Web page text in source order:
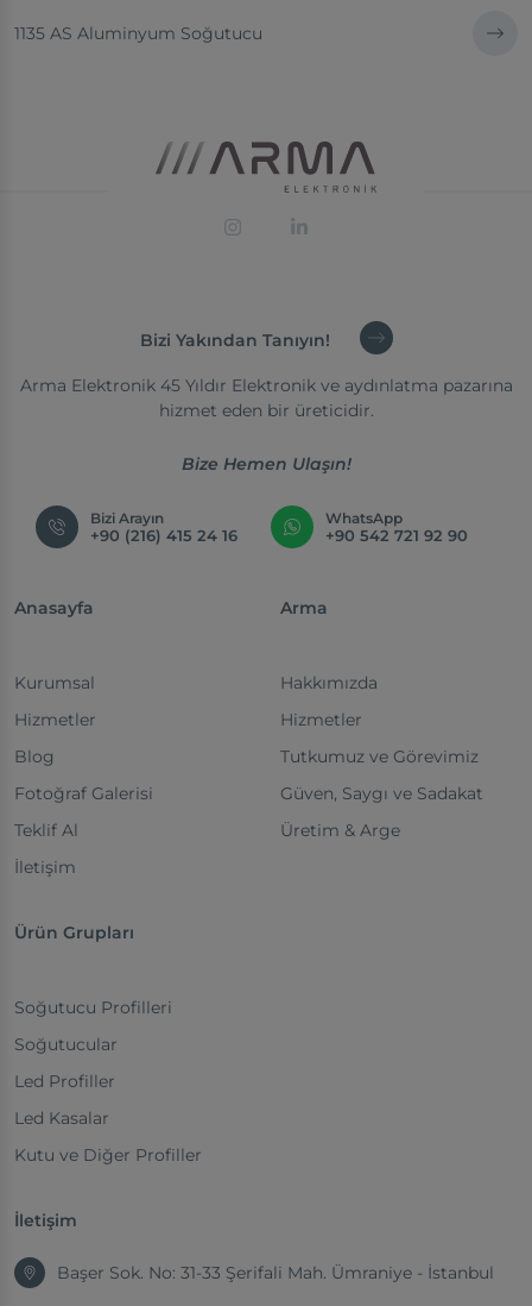
1135 AS Aluminyum Soğutucu
Bizi Yakından Tanıyın!
Arma Elektronik 45 Yıldır Elektronik ve aydınlatma pazarına
hizmet eden bir üreticidir.
Bize Hemen Ulaşın!
Bizi Arayın
+90 (216) 415 24 16
WhatsApp
+90 542 721 92 90
Anasayfa
Kurumsal
Hizmetler
Blog
Fotoğraf Galerisi
Teklif Al
İletişim
Arma
Hakkımızda
Hizmetler
Tutkumuz ve Görevimiz
Güven, Saygı ve Sadakat
Üretim & Arge
Ürün Grupları
Soğutucu Profilleri
Soğutucular
Led Profiller
Led Kasalar
Kutu ve Diğer Profiller
İletişim
Başer Sok. No: 31-33 Şerifali Mah. Ümraniye - İstanbul